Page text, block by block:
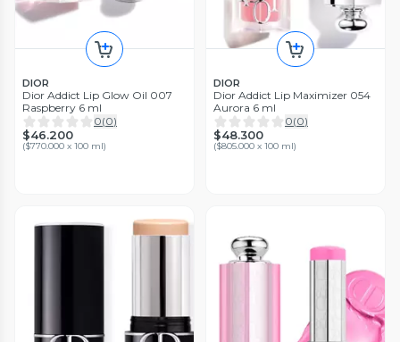
DIOR
Dior Addict Lip Glow Oil 007
Raspberry 6 ml
0(0)
$46.200
($770.000 x 100 ml)
DIOR
Dior Addict Lip Maximizer 054
Aurora 6 ml
0(0)
$48.300
($805.000 x 100 ml)